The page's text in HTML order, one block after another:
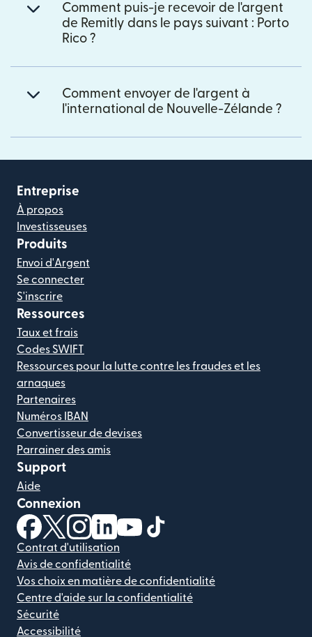
Comment puis-je recevoir de l'argent
de Remitly dans le pays suivant : Porto
Rico ?
Comment envoyer de l'argent à
l'international de Nouvelle-Zélande ?
Entreprise
À propos
Investisseuses
Produits
Envoi d'Argent
Se connecter
S'inscrire
Ressources
Taux et frais
Codes SWIFT
Ressources pour la lutte contre les fraudes et les
arnaques
Partenaires
Numéros IBAN
Convertisseur de devises
Parrainer des amis
Support
Aide
Connexion
(s'ouvre dans une nouvelle fenêtre)
(s'ouvre dans une nouvelle fenêtre)
(s'ouvre dans une nouvelle fenêtre)
(s'ouvre dans une nouvelle fenêtre)
(s'ouvre dans une nouvelle
Contrat d'utilisation
Avis de confidentialité
Vos choix en matière de confidentialité
Centre d'aide sur la confidentialité
Sécurité
Accessibilité